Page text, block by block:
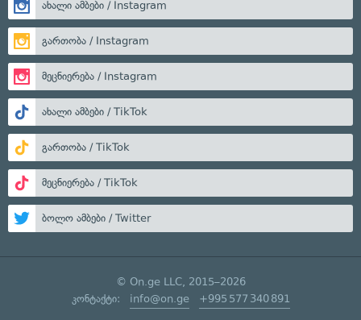
ახალი ამბები / Instagram
გართობა / Instagram
მეცნიერება / Instagram
ახალი ამბები / TikTok
გართობა / TikTok
მეცნიერება / TikTok
ბოლო ამბები / Twitter
© On.ge LLC, 2015–2026
კონტაქტი: info@on.ge +995 577 340 891